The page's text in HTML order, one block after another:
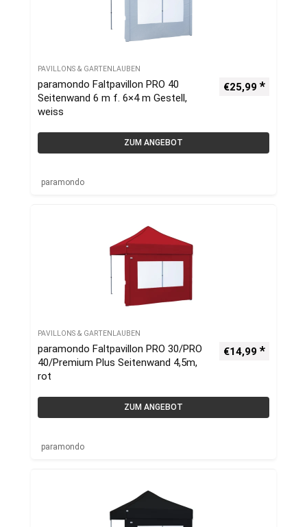
PAVILLONS & GARTENLAUBEN
paramondo Faltpavillon PRO 40
Seitenwand 6 m f. 6×4 m Gestell,
weiss
€25,99
ZUM ANGEBOT
paramondo
PAVILLONS & GARTENLAUBEN
paramondo Faltpavillon PRO 30/PRO
40/Premium Plus Seitenwand 4,5m,
rot
€14,99
ZUM ANGEBOT
paramondo